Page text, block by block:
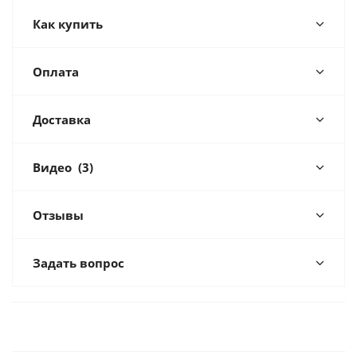
Как купить
Оплата
Доставка
Видео (3)
Отзывы
Задать вопрос